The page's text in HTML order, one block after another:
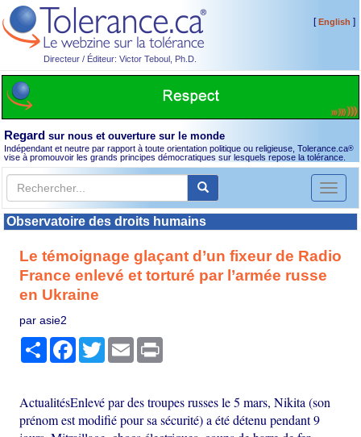
Directeur / Éditeur: Victor Teboul, Ph.D.
[English ]
Regard sur nous et ouverture sur le monde
Indépendant et neutre par rapport à toute orientation politique ou religieuse, Tolerance.ca®
vise à promouvoir les grands principes démocratiques sur lesquels repose la tolérance.
Toggle
Observatoire des droits humains
Le témoignage glaçant d’un fixeur de Radio
France enlevé et torturé par l’armée russe
en Ukraine
par asie2
PartagerFacebook
TwitterEmail
ActualitésEnlevé par des troupes russes le 5 mars, Nikita (son
prénom est modifié pour sa sécurité) a été détenu pendant 9